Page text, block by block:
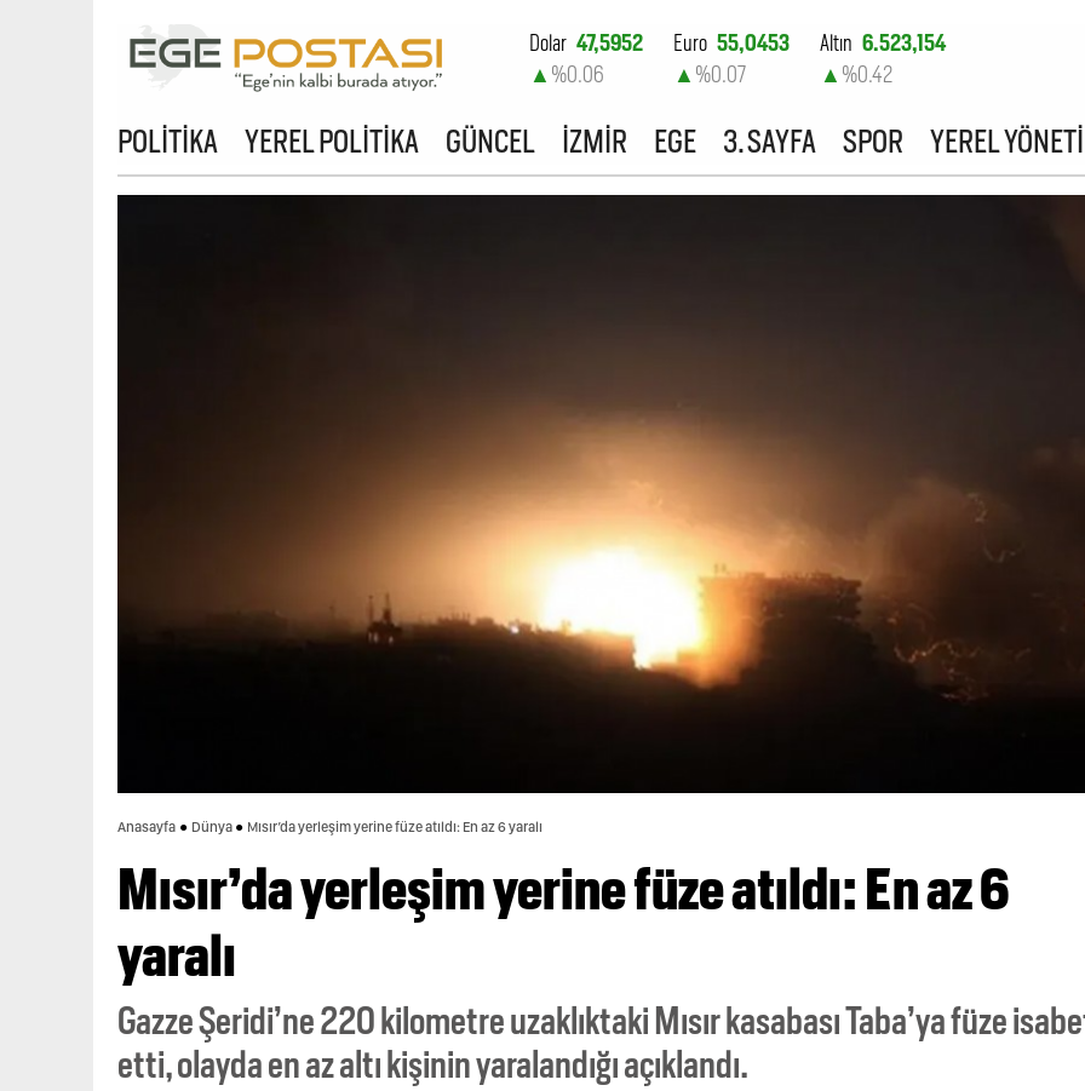
Dolar 47,5952
▲ %0.06
Euro 55,0453
▲ %0.07
Altın 6.523,154
▲ %0.42
%0.55
POLİTİKA YEREL POLİTİKA GÜNCEL İZMİR EGE 3. SAYFA SPOR YEREL
Anasayfa Dünya Mısır’da yerleşim yerine füze atıldı: En az 6 yaralı
Mısır’da yerleşim yerine füze atıldı: En az 6
yaralı
Gazze Şeridi’ne 220 kilometre uzaklıktaki Mısır kasabası Taba’ya füze
etti, olayda en az altı kişinin yaralandığı açıklandı.